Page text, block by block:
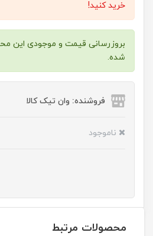
خرید کنید!
بروزرسانی قیمت و موجودی این
شده.
فروشنده: وان تیک کالا
ناموجود
محصولات مرتبط